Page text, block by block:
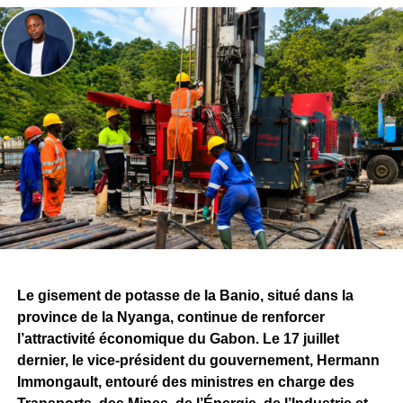
et la présence des équipes mobilisées sur le chantier.
Le volet humain figure également parmi les éléments mis
en avant par l’entreprise. Plus de700 Gabonaises et
Gabonais sont aujourd’hui directement impliqués
dans le projet, témoignant de la volonté affichée
d’associer les compétences nationales au
développement de Belinga.
Ces réalisations s’inscrivent dans la continuité de la
convention minière signée entre l’État gabonais et
Fortescue, qui prévoit, à terme, des investissements de
milliers d’emplois directs et indirects.
Si les attentes demeurent importantes autour du
lancement effectif de l’exploitation minière, le bilan
présenté par Fortescue rappelle qu’avant de devenir une
mine, Belinga se construit progressivement. Les
Le gisement de potasse de la Banio, situé dans la
province de la Nyanga, continue de renforcer
l’attractivité économique du Gabon. Le 17 juillet
dernier, le vice-président du gouvernement, Hermann
Immongault, entouré des ministres en charge des